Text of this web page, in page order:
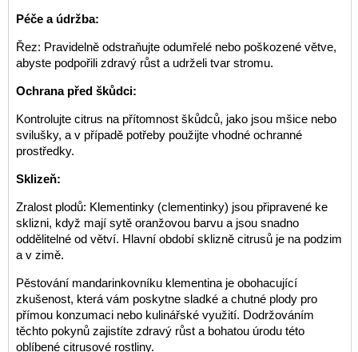
Péče a údržba:
Řez: Pravidelně odstraňujte odumřelé nebo poškozené větve,
abyste podpořili zdravý růst a udrželi tvar stromu.
Ochrana před škůdci:
Kontrolujte citrus na přítomnost škůdců, jako jsou mšice nebo
svilušky, a v případě potřeby použijte vhodné ochranné
prostředky.
Sklizeň:
Zralost plodů: Klementinky (clementinky) jsou připravené ke
sklizni, když mají sytě oranžovou barvu a jsou snadno
oddělitelné od větví. Hlavní období sklizně citrusů je na podzim
a v zimě.
Pěstování mandarinkovníku klementina je obohacující
zkušenost, která vám poskytne sladké a chutné plody pro
přímou konzumaci nebo kulinářské využití. Dodržováním
těchto pokynů zajistíte zdravý růst a bohatou úrodu této
oblíbené citrusové rostliny.